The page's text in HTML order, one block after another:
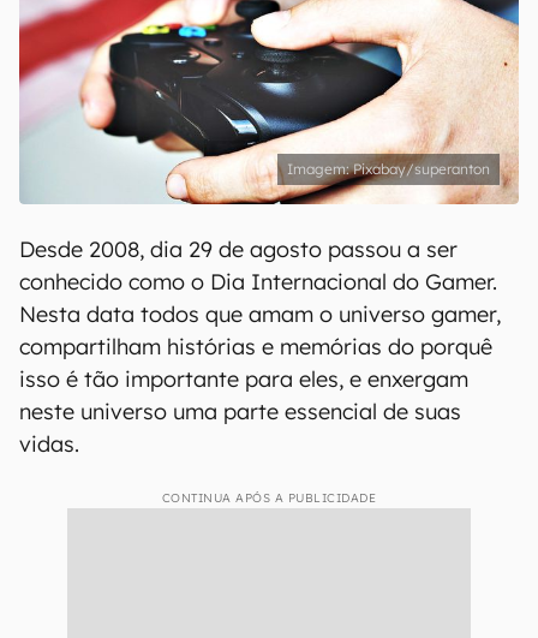
Pixabay/superanton
Desde 2008, dia 29 de agosto passou a ser
conhecido como o Dia Internacional do Gamer.
Nesta data todos que amam o universo gamer,
compartilham histórias e memórias do porquê
isso é tão importante para eles, e enxergam
neste universo uma parte essencial de suas
vidas.
CONTINUA APÓS A PUBLICIDADE